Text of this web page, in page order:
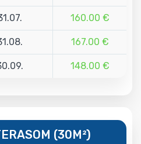
160.00 €
167.00 €
148.00 €
(30M²)